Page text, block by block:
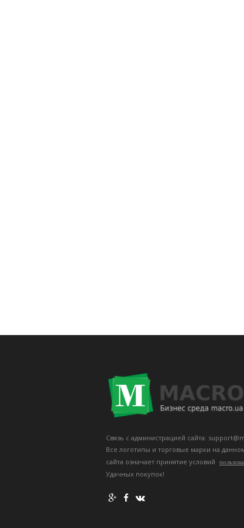
Связь с администрацией сайта:
Все логотипы и торговые марки на
сайта означает принятие условий
Удачных покупок!